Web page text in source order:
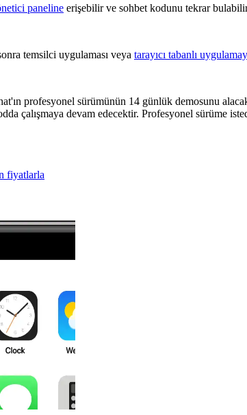
paneline erişebilir ve sohbet kodunu tekrar
temsilci uygulaması veya tarayıcı tabanlı
profesyonel sürümünün 14 günlük demosunu
çalışmaya devam edecektir. Profesyonel sürüme
fiyatlarla